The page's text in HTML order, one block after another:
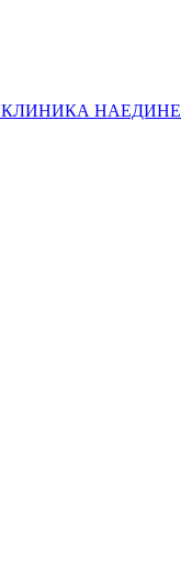
КЛИНИКА НАЕДИНЕ